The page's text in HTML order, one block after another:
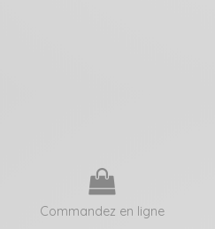
Commandez en ligne